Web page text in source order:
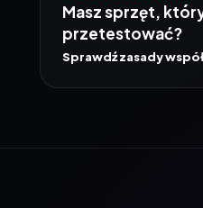
Masz sprzęt,
przetestować?
Sprawdź zasady